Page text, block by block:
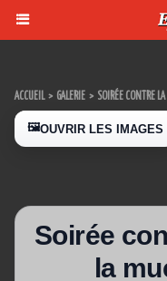
ACCUEIL > GALERIE > SOIRÉE CONTRE
🖼️OUVRIR LES IMAGES
Soirée
la